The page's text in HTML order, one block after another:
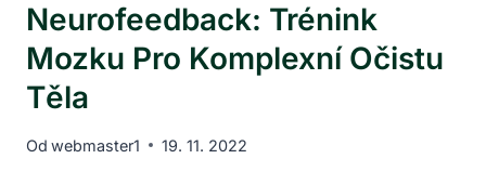
Neurofeedback: Trénink
Mozku Pro Komplexní Očistu
Těla
Od webmaster1 19. 11. 2022